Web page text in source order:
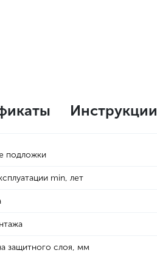
Инструкции
подложки
min, лет
защитного слоя, мм